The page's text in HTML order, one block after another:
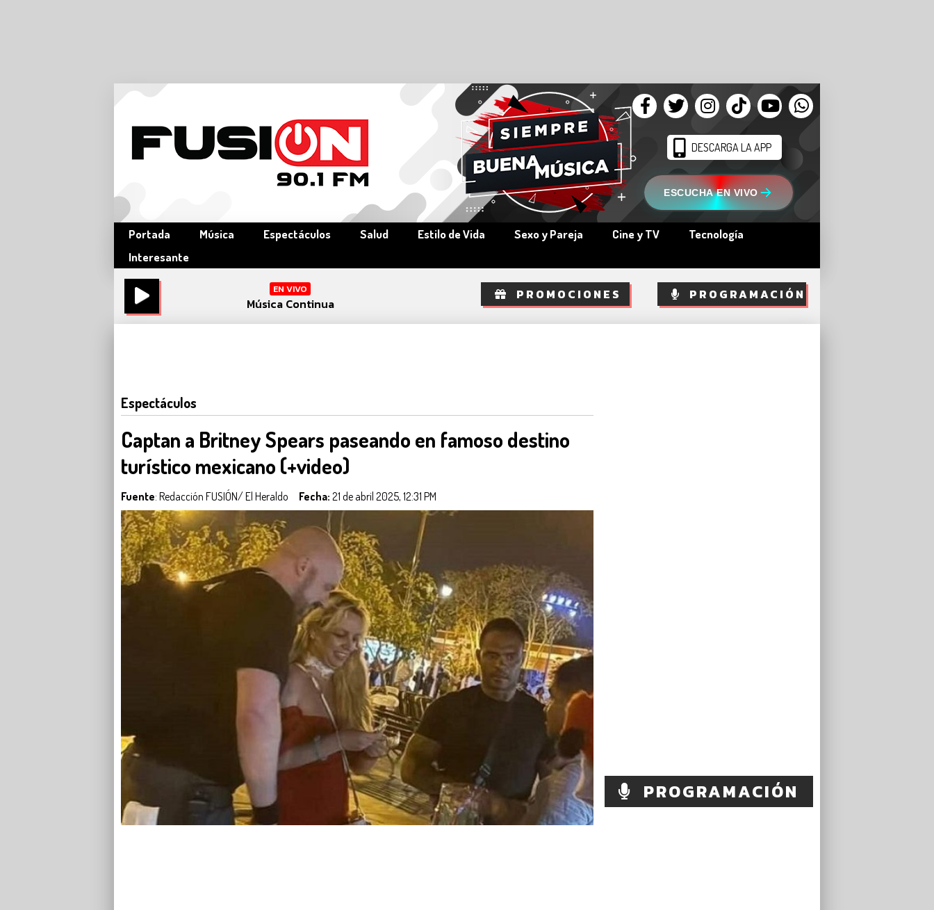
DESCARGA LA APP
ESCUCHA EN VIVO
Portada Música Espectáculos Salud Estilo de Vida Sexo y Pareja Cine y TV
Tecnología
Interesante
EN VIVO
Música Continua
PROMOCIONES PROGRAMACIÓN
PROGRAMACIÓN
Espectáculos
Captan a Britney Spears paseando en famoso destino
turístico mexicano (+video)
Fuente: Redacción FUSIÓN/ El Heraldo Fecha: 21 de abril 2025, 12:31 PM